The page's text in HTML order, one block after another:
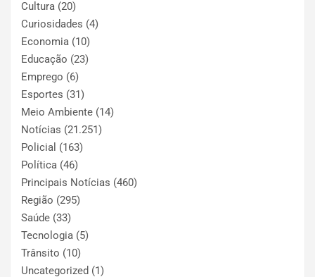
Cultura (20)
Curiosidades (4)
Economia (10)
Educação (23)
Emprego (6)
Esportes (31)
Meio Ambiente (14)
Notícias (21.251)
Policial (163)
Política (46)
Principais Notícias (460)
Região (295)
Saúde (33)
Tecnologia (5)
Trânsito (10)
Uncategorized (1)